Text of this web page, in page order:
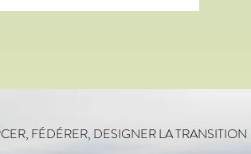
FÉDÉRER, DESIGNER LA TRANSITION